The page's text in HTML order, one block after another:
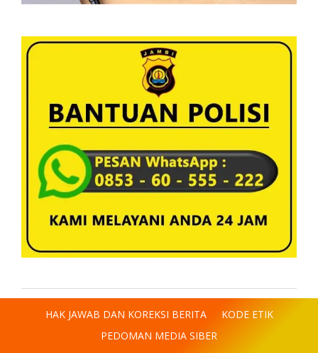
HAK JAWAB DAN KOREKSI BERITA
KODE ETIK
PEDOMAN MEDIA SIBER